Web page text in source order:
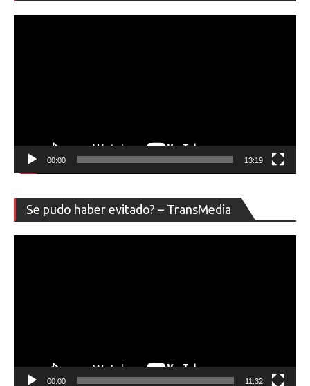
00:00 13:19
Se pudo haber evitado? – TransMedia
de
00:00 11:32